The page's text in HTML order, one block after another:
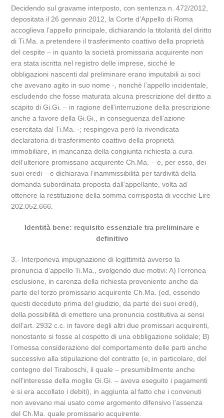
Decidendo sul gravame interposto, con sentenza n. 472/2012,
depositata il 26 gennaio 2012, la Corte d’Appello di Roma
accoglieva l’appello principale, dichiarando la titolarità del diritto
di Ti.Ma. a pretendere il trasferimento coattivo della proprietà
del cespite – in quanto la società promissaria acquirente non
era stata iscritta nel registro delle imprese, sicché le
obbligazioni nascenti dal preliminare erano imputabili ai soci
che avevano agito in suo nome -, nonché l’appello incidentale,
escludendo che fosse maturata alcuna prescrizione del diritto a
scapito di Gi.Gi. – in ragione dell’interruzione della prescrizione
anche a favore della Gi.Gi., in conseguenza dell’azione
esercitata dal Ti.Ma. -; respingeva però la rivendicata
declaratoria di trasferimento coattivo della proprietà
immobiliare, in mancanza della congiunta richiesta a cura
dell’ulteriore promissario acquirente Ch.Ma. – e, per esso, dei
suoi eredi – e dichiarava l’inammissibilità per tardività della
domanda subordinata proposta dall’appellante, volta ad
ottenere la restituzione della somma corrisposta di vecchie Lire
202.052.666.
Identità bene: requisito essenziale tra preliminare e
definitivo
3.- Interponeva impugnazione di legittimità avverso la
pronuncia d’appello Ti.Ma., svolgendo due motivi: A) l’erronea
esclusione, in carenza della richiesta proveniente anche da
parte del terzo promissario acquirente Ch.Ma. (ed, essendo
questi deceduto prima del giudizio, da parte dei suoi eredi),
della possibilità di emettere una pronuncia costitutiva ai sensi
dell’art. 2932 c.c. in favore degli altri due promissari acquirenti,
nonostante si fosse al cospetto di una obbligazione solidale; B)
l’omessa considerazione del comportamento delle parti anche
successivo alla stipulazione del contratto (e, in particolare, del
contegno del Tiraboschi, il quale – presumibilmente anche
nell’interesse della moglie Gi.Gi. – aveva eseguito i pagamenti
e si era accollato i debiti), in aggiunta al fatto che i convenuti
non avevano mai usato come argomento difensivo l’assenza
del Ch.Ma. quale promissario acquirente.